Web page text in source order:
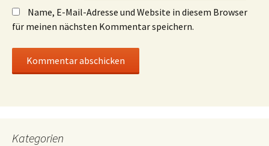
Name, E-Mail-Adresse und Website in diesem Browser
für meinen nächsten Kommentar speichern.
Kategorien